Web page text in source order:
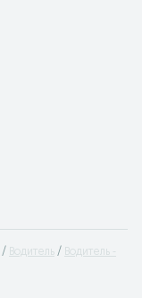
Водитель
Водитель -